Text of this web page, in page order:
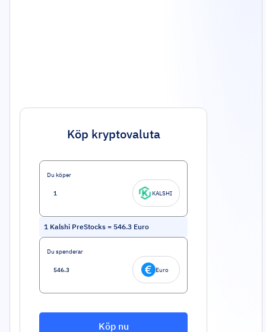
Köp kryptovaluta
Du köper
KALSHI
1 Kalshi PreStocks = 546.3 Euro
Du spenderar
Euro
Köp nu